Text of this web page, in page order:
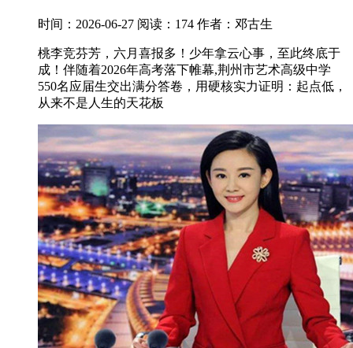
时间：2026-06-27 阅读：174 作者：邓古生
桃李竞芬芳，六月喜报多！少年拿云心事，至此终底于
成！伴随着2026年高考落下帷幕,荆州市艺术高级中学
550名应届生交出满分答卷，用硬核实力证明：起点低，
从来不是人生的天花板